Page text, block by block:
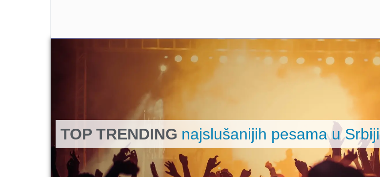
TOP TRENDING najslušanijih pesama u Srbiji